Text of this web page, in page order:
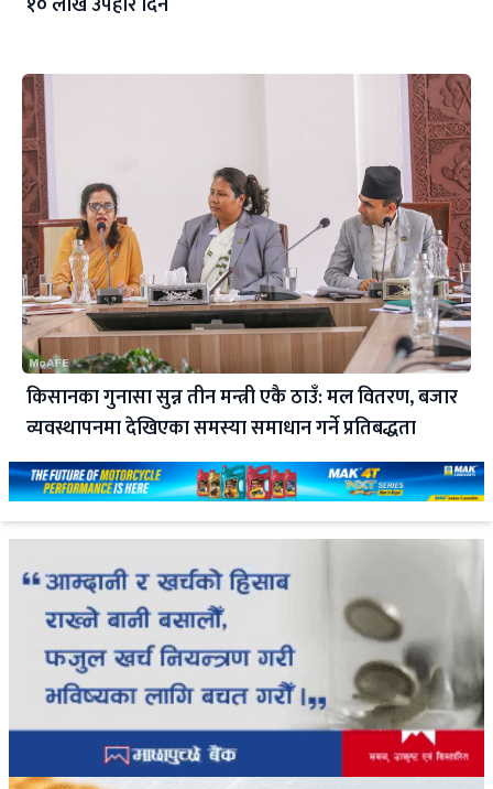
किसानका गुनासा सुन्न तीन मन्त्री एकै ठाउँ: मल वितरण, बजार
व्यवस्थापनमा देखिएका समस्या समाधान गर्ने प्रतिबद्धता